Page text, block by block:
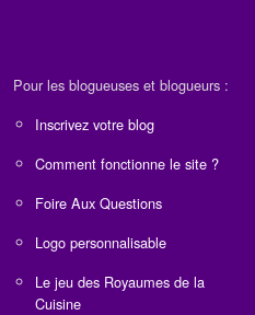
Pour les blogueuses et blogueurs :
Inscrivez votre blog
Comment fonctionne le site ?
Foire Aux Questions
Logo personnalisable
Le jeu des Royaumes de la
Cuisine